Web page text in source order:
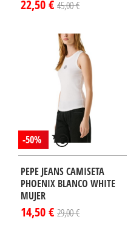
22,50 € 45,00 €
-50%
PEPE JEANS CAMISETA
PHOENIX BLANCO WHITE
MUJER
14,50 € 29,00 €